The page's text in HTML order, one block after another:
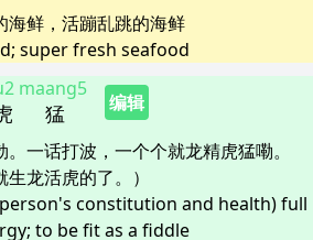
海鲜，活蹦乱跳的海鲜
super fresh seafood
猛
maang5
编辑
。一话打波，一个个就龙精虎猛嘞。
生龙活虎的了。）
constitution and health) full
to be fit as a fiddle